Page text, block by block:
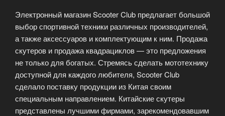
Электронный магазин Scooter Club предлагает большой
выбор спортивной техники различных производителей,
а также аксессуаров и комплектующим к ним. Продажа
скутеров и продажа квадрациклов — это предложения
не только для богатых. Стремясь сделать мототехнику
доступной для каждого любителя, Scooter Club
сделало поставку продукции из Китая своим
специальным направлением. Китайские скутеры
представлены лучшими фирмами, зарекомендовавшим